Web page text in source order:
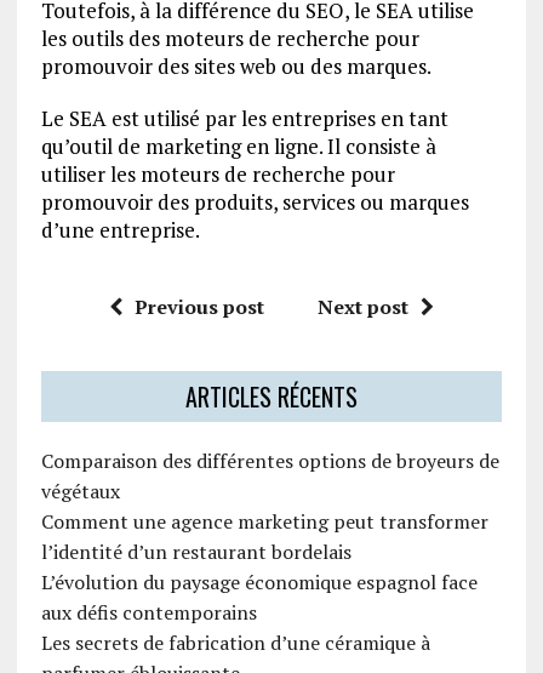
Toutefois, à la différence du SEO, le SEA utilise
les outils des moteurs de recherche pour
promouvoir des sites web ou des marques.
Le SEA est utilisé par les entreprises en tant
qu’outil de marketing en ligne. Il consiste à
utiliser les moteurs de recherche pour
promouvoir des produits, services ou marques
d’une entreprise.
Previous post Next post
ARTICLES RÉCENTS
Comparaison des différentes options de broyeurs de
végétaux
Comment une agence marketing peut transformer
l’identité d’un restaurant bordelais
L’évolution du paysage économique espagnol face
aux défis contemporains
Les secrets de fabrication d’une céramique à